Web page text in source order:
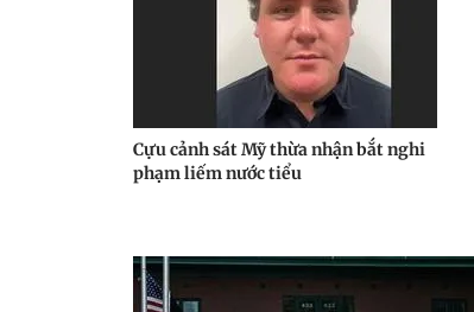
Cựu cảnh sát Mỹ thừa nhận bắt nghi
phạm liếm nước tiểu